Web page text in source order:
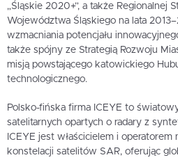
„Śląskie 2020+”, a także Regionalnej
Województwa Śląskiego na lata
wzmacniania potencjału
także spójny ze Strategią Rozwoju
misją powstającego katowickiego
technologicznego.
Polsko-fińska firma ICEYE to
satelitarnych opartych o radary z
ICEYE jest właścicielem i
konstelacji satelitów SAR, oferując